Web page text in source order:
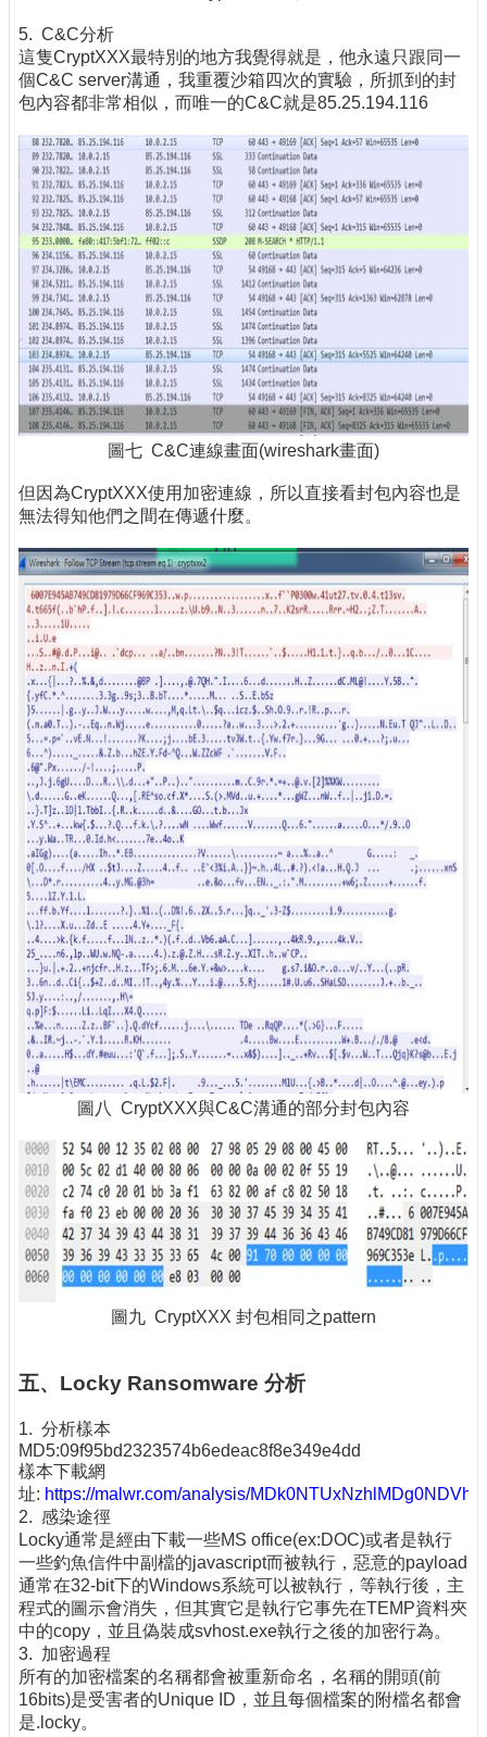
5. C&C分析
這隻CryptXXX最特別的地方我覺得就是，他永遠只跟同一
個C&C server溝通，我重覆沙箱四次的實驗，所抓到的封
包內容都非常相似，而唯一的C&C就是85.25.194.116
圖七 C&C連線畫面(wireshark畫面)
但因為CryptXXX使用加密連線，所以直接看封包內容也是
無法得知他們之間在傳遞什麼。
圖八 CryptXXX與C&C溝通的部分封包內容
圖九 CryptXXX 封包相同之pattern
五、Locky Ransomware 分析
1. 分析樣本
MD5:09f95bd2323574b6edeac8f8e349e4dd
樣本下載網
址: https://malwr.com/analysis/
2. 感染途徑
Locky通常是經由下載一些MS office(ex:DOC)或者是執行
一些釣魚信件中副檔的javascript而被執行，惡意的payload
通常在32-bit下的Windows系統可以被執行，等執行後，主
程式的圖示會消失，但其實它是執行它事先在TEMP資料夾
中的copy，並且偽裝成svhost.exe執行之後的加密行為。
3. 加密過程
所有的加密檔案的名稱都會被重新命名，名稱的開頭(前
16bits)是受害者的Unique ID，並且每個檔案的附檔名都會
是.locky。